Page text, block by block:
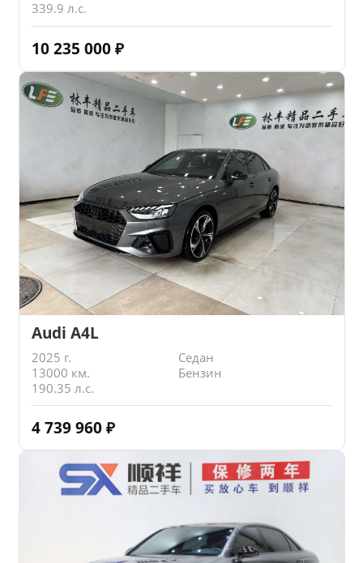
339.9 л.с.
10 235 000 ₽
Audi A4L
2025 г.
Седан
13000 км.
Бензин
190.35 л.с.
4 739 960 ₽